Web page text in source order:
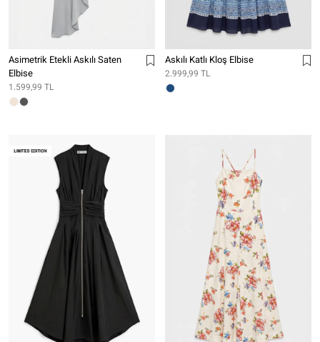
Asimetrik Etekli Askılı Saten
Elbise
1.599,99 TL
Askılı Katlı Kloş Elbise
2.999,99 TL